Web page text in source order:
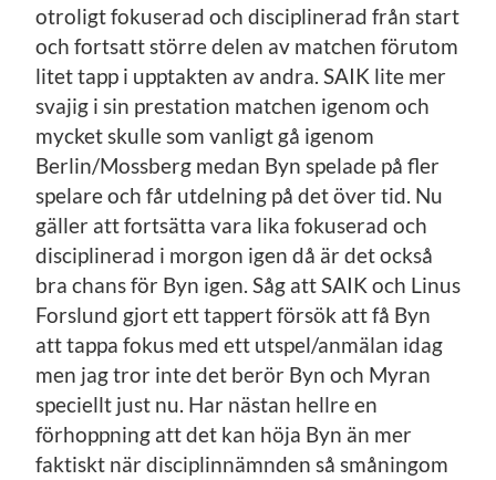
otroligt fokuserad och disciplinerad från start
och fortsatt större delen av matchen förutom
litet tapp i upptakten av andra. SAIK lite mer
svajig i sin prestation matchen igenom och
mycket skulle som vanligt gå igenom
Berlin/Mossberg medan Byn spelade på fler
spelare och får utdelning på det över tid. Nu
gäller att fortsätta vara lika fokuserad och
disciplinerad i morgon igen då är det också
bra chans för Byn igen. Såg att SAIK och Linus
Forslund gjort ett tappert försök att få Byn
att tappa fokus med ett utspel/anmälan idag
men jag tror inte det berör Byn och Myran
speciellt just nu. Har nästan hellre en
förhoppning att det kan höja Byn än mer
faktiskt när disciplinnämnden så småningom